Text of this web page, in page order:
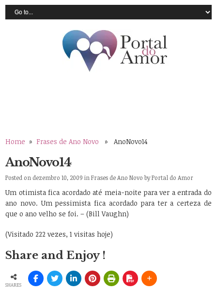
Home » Frases de Ano Novo » AnoNovo14
AnoNovo14
Posted on dezembro 10, 2009 inFrases de Ano Novo byPortal do Amor
Um otimista fica acordado até meia-noite para ver a entrada do
ano novo. Um pessimista fica acordado para ter a certeza de
que o ano velho se foi. – (Bill Vaughn)
(Visitado 222 vezes, 1 visitas hoje)
Share and Enjoy !
SHARES